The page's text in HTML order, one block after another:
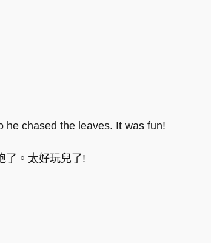
he chased the leaves. It was fun!
了。太好玩兒了!